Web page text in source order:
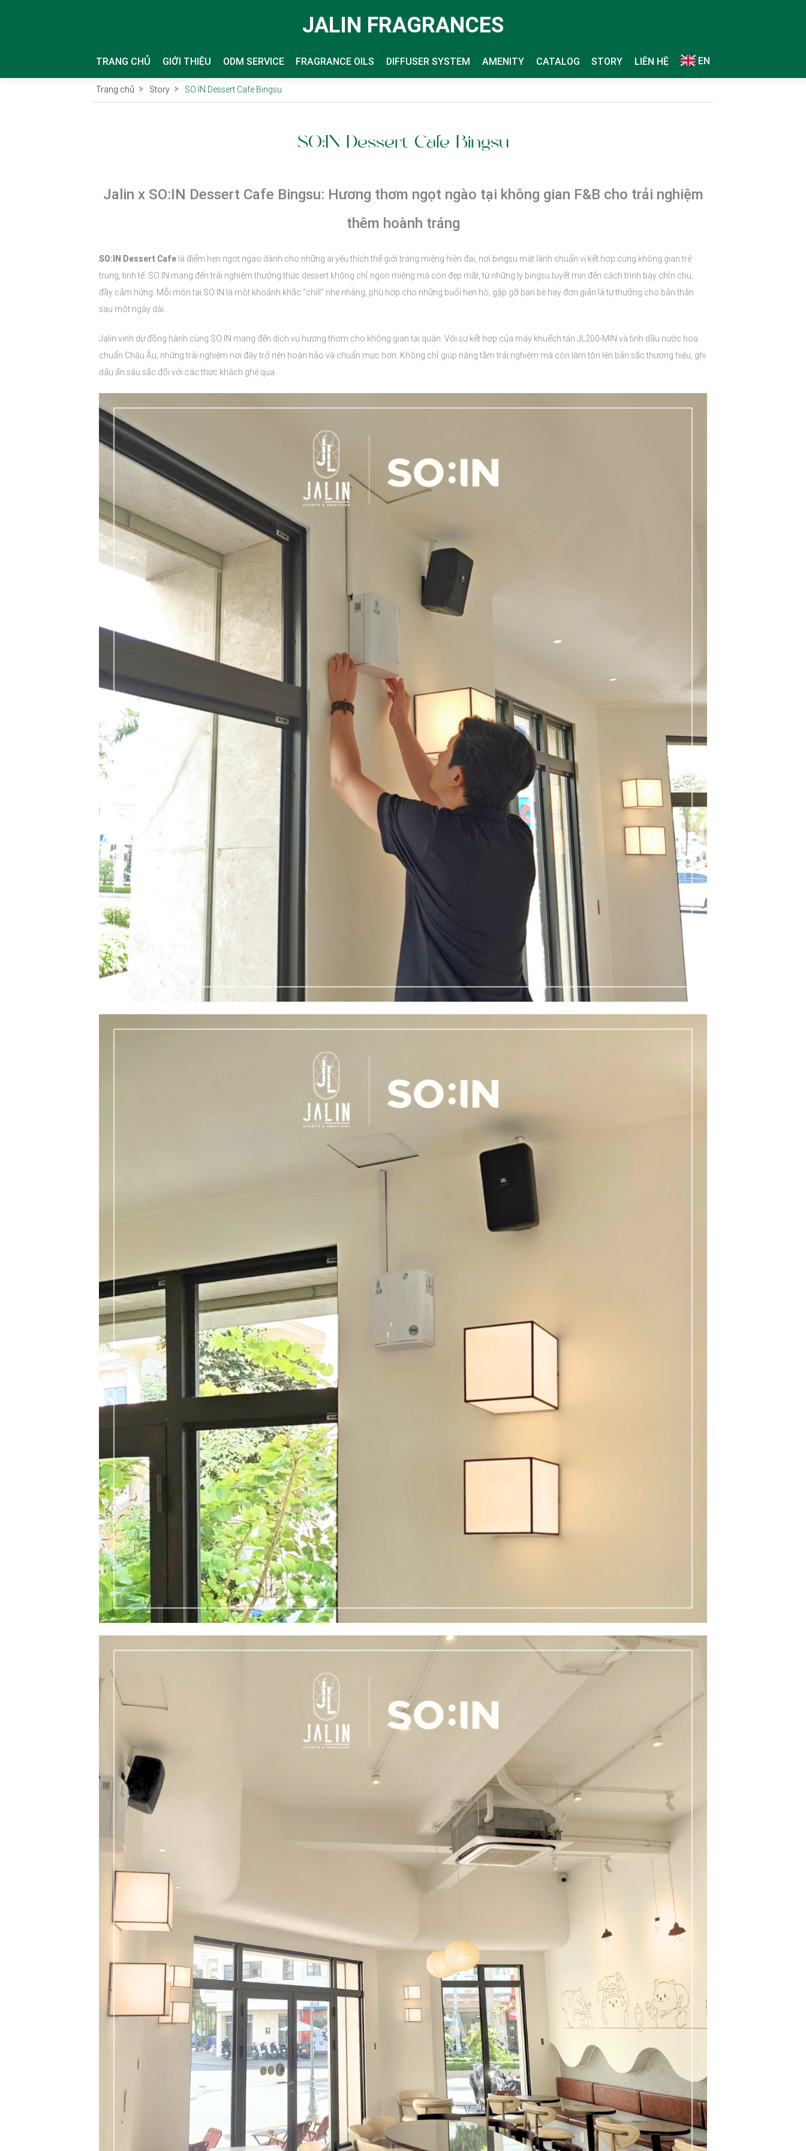
JALIN FRAGRANCES
TRANG CHỦ GIỚI THIỆU ODM SERVICE FRAGRANCE OILS DIFFUSER SYSTEM AMENITY CATALOG STORY LIÊN HỆ EN
Trang chủ Story SO:IN Dessert Cafe Bingsu
SO:IN Dessert Cafe Bingsu
Jalin x SO:IN Dessert Cafe Bingsu: Hương thơm ngọt ngào tại không gian F&B cho trải nghiệm
thêm hoành tráng
SO:IN Dessert Cafe là điểm hẹn ngọt ngào dành cho những ai yêu thích thế giới tráng miệng hiện đại, nơi bingsu mát lành chuẩn vị kết hợp cùng không gian trẻ
trung, tinh tế. SO:IN mang đến trải nghiệm thưởng thức dessert không chỉ ngon miệng mà còn đẹp mắt, từ những ly bingsu tuyết mịn đến cách trình bày chỉn chu,
đầy cảm hứng. Mỗi món tại SO:IN là một khoảnh khắc “chill” nhẹ nhàng, phù hợp cho những buổi hẹn hò, gặp gỡ bạn bè hay đơn giản là tự thưởng cho bản thân
sau một ngày dài.
Jalin vinh dự đồng hành cùng SO:IN mang đến dịch vụ hương thơm cho không gian tại quán. Với sự kết hợp của máy khuếch tán JL200-MIN và tinh dầu nước hoa
chuẩn Châu Âu, những trải nghiệm nơi đây trở nên hoàn hảo và chuẩn mực hơn. Không chỉ giúp nâng tầm trải nghiệm mà còn làm tôn lên bản sắc thương hiệu, ghi
dấu ấn sâu sắc đối với các thực khách ghé qua.
ĐĂNG KÝ NHẬN TƯ VẤN NGAY
hàng.